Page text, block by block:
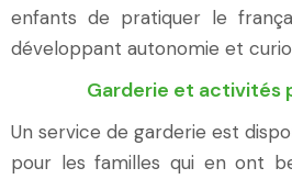
enfants de pratiquer le
développant autonomie et
Garderie et activités
Un service de garderie est
pour les familles qui en ont